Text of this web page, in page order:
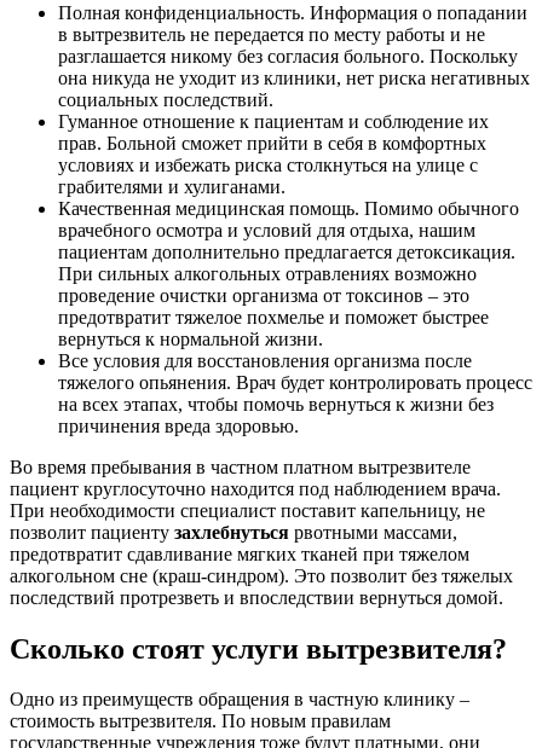
Полная конфиденциальность. Информация о попадании
в вытрезвитель не передается по месту работы и не
разглашается никому без согласия больного. Поскольку
она никуда не уходит из клиники, нет риска негативных
социальных последствий.
Гуманное отношение к пациентам и соблюдение их
прав. Больной сможет прийти в себя в комфортных
условиях и избежать риска столкнуться на улице с
грабителями и хулиганами.
Качественная медицинская помощь. Помимо обычного
врачебного осмотра и условий для отдыха, нашим
пациентам дополнительно предлагается детоксикация.
При сильных алкогольных отравлениях возможно
проведение очистки организма от токсинов – это
предотвратит тяжелое похмелье и поможет быстрее
вернуться к нормальной жизни.
Все условия для восстановления организма после
тяжелого опьянения. Врач будет контролировать процесс
на всех этапах, чтобы помочь вернуться к жизни без
причинения вреда здоровью.
Во время пребывания в частном платном вытрезвителе
пациент круглосуточно находится под наблюдением врача.
При необходимости специалист поставит капельницу, не
позволит пациенту захлебнуться рвотными массами,
предотвратит сдавливание мягких тканей при тяжелом
алкогольном сне (краш-синдром). Это позволит без тяжелых
последствий протрезветь и впоследствии вернуться домой.
Сколько стоят услуги вытрезвителя?
Одно из преимуществ обращения в частную клинику –
стоимость вытрезвителя. По новым правилам
государственные учреждения тоже будут платными, они